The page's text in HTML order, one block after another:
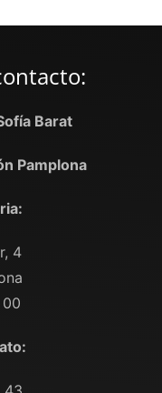
Barat
Pamplona
4